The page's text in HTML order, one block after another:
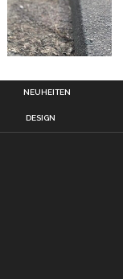
NEUHEITEN
DESIGN